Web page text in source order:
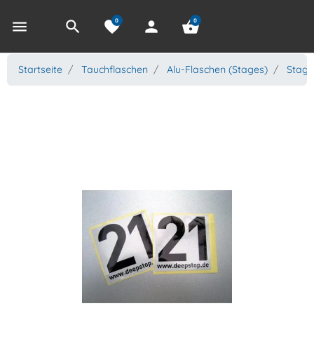
menu search favorite
0 person shopping_basket
0
Startseite Tauchflaschen Alu-Flaschen (Stages)